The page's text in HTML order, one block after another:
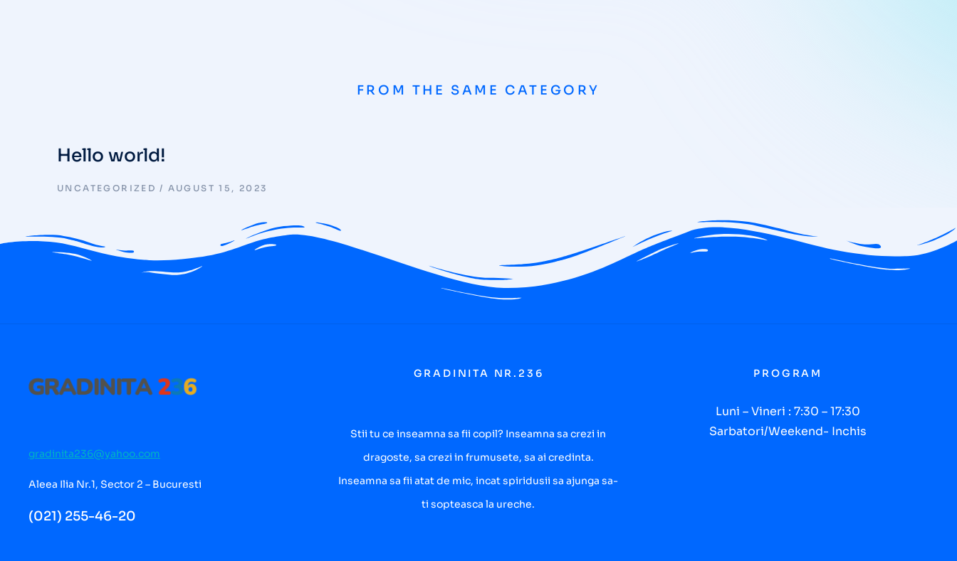
FROM THE SAME CATEGORY
Hello world!
UNCATEGORIZED AUGUST 15, 2023
gradinita236@yahoo.com
Aleea Ilia Nr.1, Sector 2 – Bucuresti
(021) 255-46-20
GRADINITA NR.236
Stii tu ce inseamna sa fii copil? Inseamna sa crezi in
dragoste, sa crezi in frumusete, sa ai credinta.
Inseamna sa fii atat de mic, incat spiridusii sa ajunga sa-
ti sopteasca la ureche.
PROGRAM
Luni – Vineri : 7:30 – 17:30
Sarbatori/Weekend- Inchis